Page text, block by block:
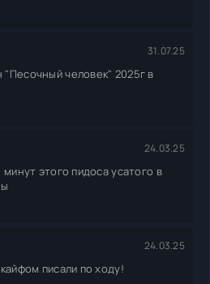
31.07.25
человек" 2025г в
24.03.25
этого пидоса усатого в
24.03.25
писали по ходу!